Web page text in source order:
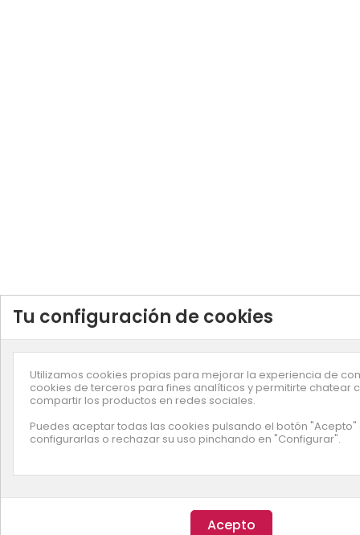
Tu configuración de cookies
Utilizamos cookies propias para mejorar la experiencia de
cookies de terceros para fines analíticos y permitirte chatear
compartir los productos en redes sociales.
Puedes aceptar todas las cookies pulsando el botón "Acepto"
configurarlas o rechazar su uso pinchando en "Configurar".